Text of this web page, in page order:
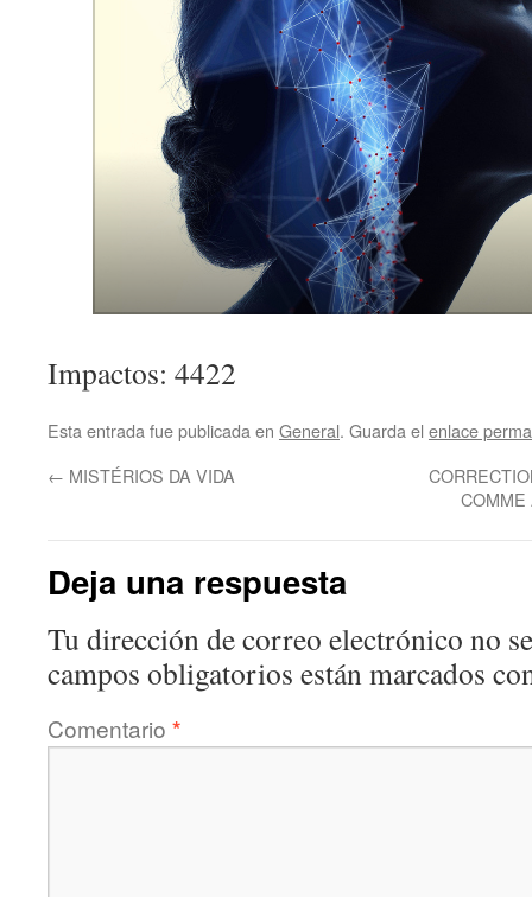
Impactos: 4422
Esta entrada fue publicada en General. Guarda el enlace
← MISTÉRIOS DA VIDA
Deja una respuesta
Tu dirección de correo electrónico no
campos obligatorios están marcados
Comentario *